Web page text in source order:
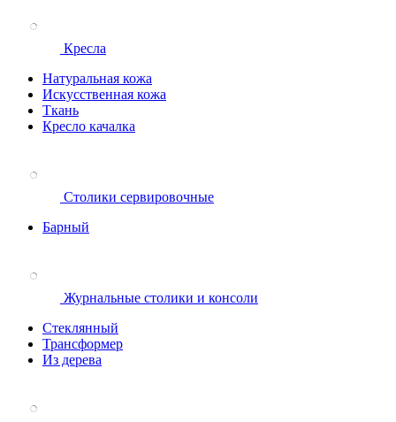
Кресла
Натуральная кожа
Искусственная кожа
Ткань
Кресло качалка
Столики сервировочные
Барный
Журнальные столики и консоли
Стеклянный
Трансформер
Из дерева